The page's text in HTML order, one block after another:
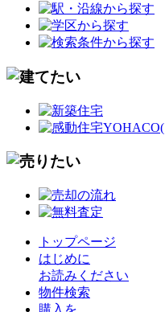
トップページ
はじめに
お読みください
物件検索
購入を